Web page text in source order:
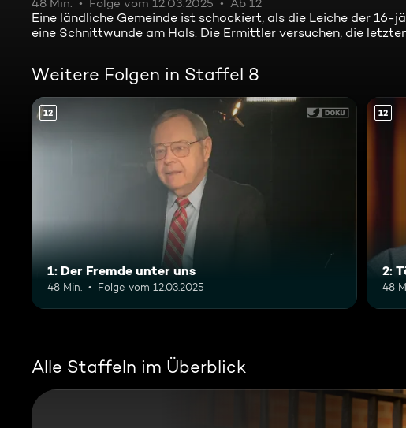
48 Min. Folge vom 12.03.2025 Ab 12
Eine ländliche Gemeinde ist schockiert, als die Leiche der
eine Schnittwunde am Hals. Die Ermittler versuchen, die
Weitere Folgen in Staffel 8
12
1: Der Fremde unter uns
48 Min. Folge vom 12.03.2025
12
2:
48
Alle Staffeln im Überblick